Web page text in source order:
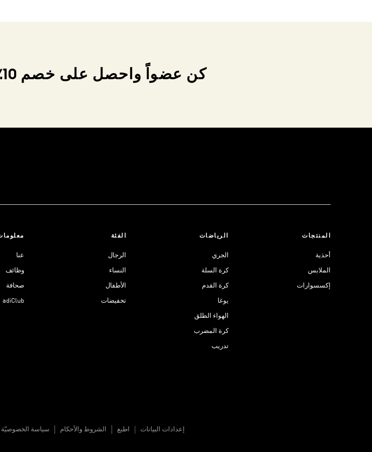
كن عضواً واحصل على خصم 10٪
المنتجات
أحذية
الملابس
إكسسوارات
الرياضات
الجري
كرة السلة
كرة القدم
يوغا
الهواء الطلق
كرة المضرب
تدريب
الفئة
الرجال
النساء
الأطفال
تخفيضات
عنا
وظائف
صحافة
adiClub
إعدادات البيانات سياسة الخصوصيّة الشروط والأحكام اطبع